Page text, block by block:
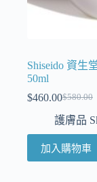
Shiseido 資生
50ml
$580.00
$460.00
護膚品
加入購物車